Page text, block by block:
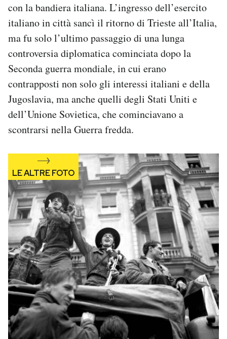
con la bandiera italiana. L’ingresso dell’esercito
italiano in città sancì il ritorno di Trieste all’Italia,
ma fu solo l’ultimo passaggio di una lunga
controversia diplomatica cominciata dopo la
Seconda guerra mondiale, in cui erano
contrapposti non solo gli interessi italiani e della
Jugoslavia, ma anchequelli degli Stati Uniti e
dell’Unione Sovietica, che cominciavano a
scontrarsi nella Guerra fredda.